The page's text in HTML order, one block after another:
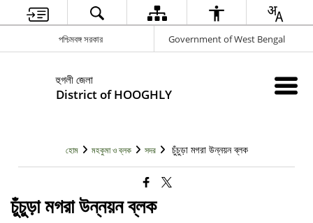
পশ্চিমবঙ্গ সরকার Government of West Bengal
হুগলী জেলা
District of HOOGHLY
হোম মহকুমা ও ব্লক সদর চুঁচুড়া মগরা উন্নয়ন ব্লক
চুঁচুড়া মগরা উন্নয়ন ব্লক